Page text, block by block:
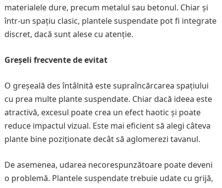
materialele dure, precum metalul sau betonul. Chiar și
într-un spațiu clasic, plantele suspendate pot fi integrate
discret, dacă sunt alese cu atenție.
Greșeli frecvente de evitat
O greșeală des întâlnită este supraîncărcarea spațiului
cu prea multe plante suspendate. Chiar dacă ideea este
atractivă, excesul poate crea un efect haotic și poate
reduce impactul vizual. Este mai eficient să alegi câteva
plante bine poziționate decât să aglomerezi tavanul.
De asemenea, udarea necorespunzătoare poate deveni
o problemă. Plantele suspendate trebuie udate cu grijă,